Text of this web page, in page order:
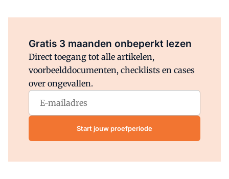
Gratis 3 maanden onbeperkt lezen
Direct toegang tot alle artikelen,
voorbeelddocumenten, checklists en cases
over ongevallen.
Start jouw proefperiode